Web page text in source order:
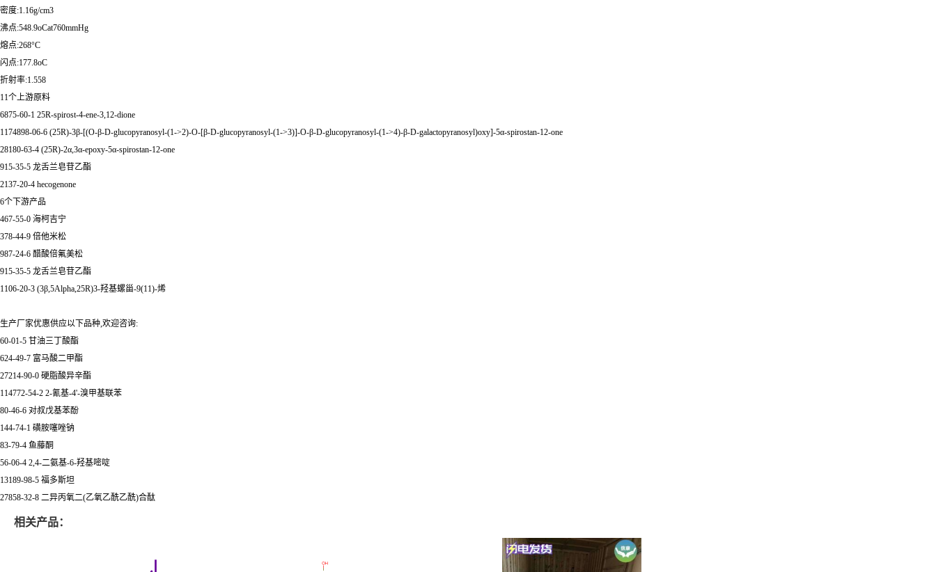
密度:1.16g/cm3
沸点:548.9oCat760mmHg
熔点:268°C
闪点:177.8oC
折射率:1.558
11个上游原料
6875-60-1 25R-spirost-4-ene-3,12-dione
1174898-06-6 (25R)-3β-[(O-β-D-glucopyranosyl-(1->2)-O-[β-D-glucopyranosyl-(1->3)]-O-β-D-glucopyranosyl-(1->4)-β-D-galactopyranosyl)oxy]-5α-spirostan-12-one
28180-63-4 (25R)-2α,3α-epoxy-5α-spirostan-12-one
915-35-5 龙舌兰皂苷乙酯
2137-20-4 hecogenone
6个下游产品
467-55-0 海柯吉宁
378-44-9 倍他米松
987-24-6 醋酸倍氟美松
915-35-5 龙舌兰皂苷乙酯
1106-20-3 (3β,5Alpha,25R)3-羟基螺甾-9(11)-烯
生产厂家优惠供应以下品种,欢迎咨询:
60-01-5 甘油三丁酸酯
624-49-7 富马酸二甲酯
27214-90-0 硬脂酸异辛酯
114772-54-2 2-氰基-4'-溴甲基联苯
80-46-6 对叔戊基苯酚
144-74-1 磺胺噻唑钠
83-79-4 鱼藤酮
56-06-4 2,4-二氨基-6-羟基嘧啶
13189-98-5 福多斯坦
27858-32-8 二异丙氧二(乙氧乙酰乙酰)合酞
相关产品：